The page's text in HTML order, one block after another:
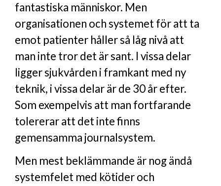
fantastiska människor. Men
organisationen och systemet för att ta
emot patienter håller så låg nivå att
man inte tror det är sant. I vissa delar
ligger sjukvården i framkant med ny
teknik, i vissa delar är de 30 år efter.
Som exempelvis att man fortfarande
tolererar att det inte finns
gemensamma journalsystem.
Men mest beklämmande är nog ändå
systemfelet med kötider och